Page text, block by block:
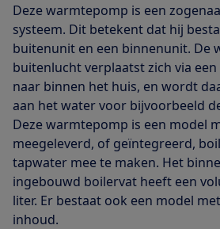
Deze warmtepomp is een
systeem. Dit betekent dat hij
buitenunit en een binnenunit. De
buitenlucht verplaatst zich via
naar binnen het huis, en wordt
aan het water voor bijvoorbeeld
Deze warmtepomp is een model
meegeleverd, of geïntegreerd,
tapwater mee te maken. Het
ingebouwd boilervat heeft een
liter. Er bestaat ook een model
inhoud.